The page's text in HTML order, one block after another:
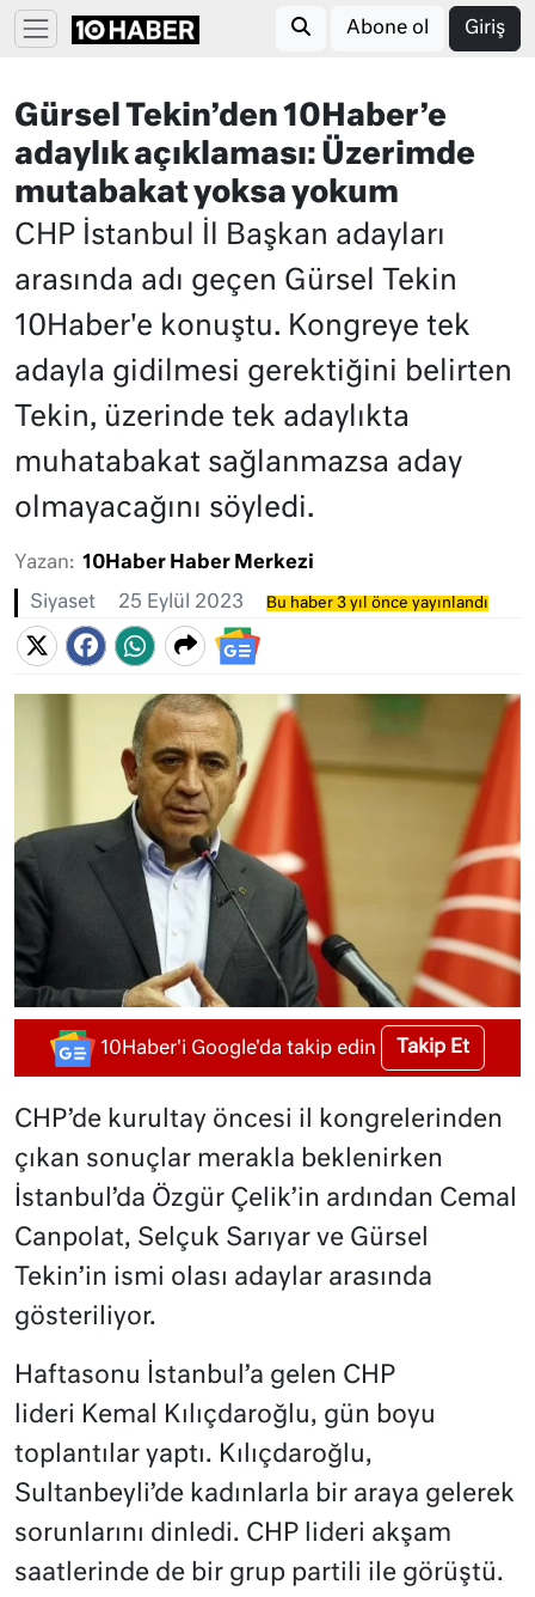
Abone ol Giriş
Gürsel Tekin’den 10Haber’e
adaylık açıklaması: Üzerimde
mutabakat yoksa yokum
CHP İstanbul İl Başkan adayları
arasında adı geçen Gürsel Tekin
10Haber'e konuştu. Kongreye tek
adayla gidilmesi gerektiğini belirten
Tekin, üzerinde tek adaylıkta
muhatabakat sağlanmazsa aday
olmayacağını söyledi.
Yazan: 10Haber Haber Merkezi
Siyaset 25 Eylül 2023 Bu haber 3 yıl önce yayınlandı
10Haber'i Google'da takip edin Takip Et
CHP’de kurultay öncesi il kongrelerinden
çıkan sonuçlar merakla beklenirken
İstanbul’da Özgür Çelik’in ardından Cemal
Canpolat, Selçuk Sarıyar ve Gürsel
Tekin’in ismi olası adaylar arasında
gösteriliyor.
Haftasonu İstanbul’a gelen CHP
lideri Kemal Kılıçdaroğlu, gün boyu
toplantılar yaptı. Kılıçdaroğlu,
Sultanbeyli’de kadınlarla bir araya gelerek
sorunlarını dinledi. CHP lideri akşam
saatlerinde de bir grup partili ile görüştü.